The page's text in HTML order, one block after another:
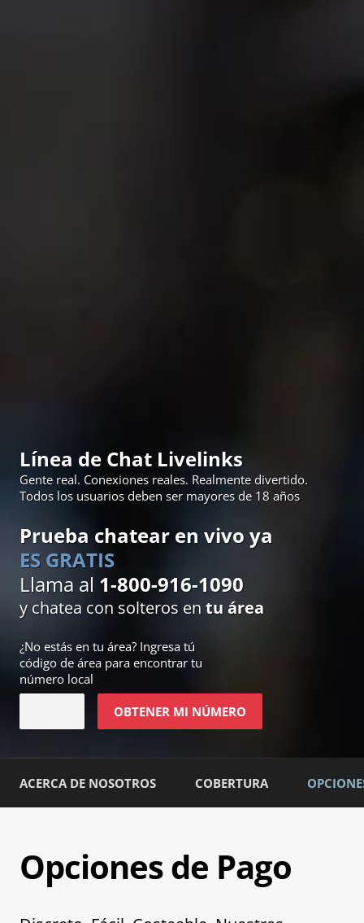
Línea de Chat Livelinks
Gente real. Conexiones reales. Realmente divertido.
Todos los usuarios deben ser mayores de 18 años
Prueba chatear en vivo ya
ES GRATIS
Llama al 1-800-916-1090
y chatea con solteros entu área
¿No estás en tu área? Ingresa tú
código de área para encontrar tu
número local
OBTENER MI NÚMERO
ACERCA DE NOSOTROS COBERTURA
Opciones de Pago